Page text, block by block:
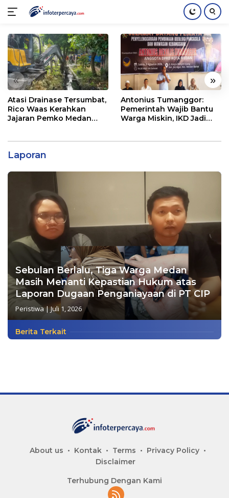
konten
« »
Atasi Drainase Tersumbat,
Rico Waas Kerahkan
Jajaran Pemko Medan
Antonius Tumanggor:
Pemerintah Wajib Bantu
Warga Miskin, IKD Jadi
Laporan
Sebulan Berlalu, Tiga Warga Medan
Masih Menanti Kepastian Hukum atas
Laporan Dugaan Penganiayaan di PT CIP
Peristiwa|Juli 1, 2026
Berita Terkait
About us Kontak Terms
Privacy Policy
Disclaimer
Terhubung Dengan Kami